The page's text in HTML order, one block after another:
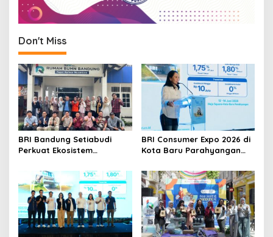
Don't Miss
BRI Bandung Setiabudi
Perkuat Ekosistem
BRI Consumer Expo 2026 di
Kota Baru Parahyangan
hingga Travel Fair